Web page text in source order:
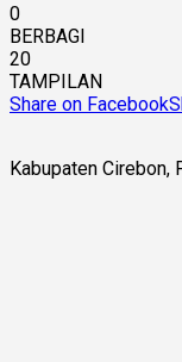
0
BERBAGI
20
TAMPILAN
Share on Facebook
Kabupaten Cirebon,